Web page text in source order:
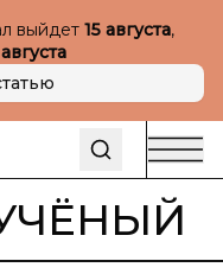
выйдет 15 августа,